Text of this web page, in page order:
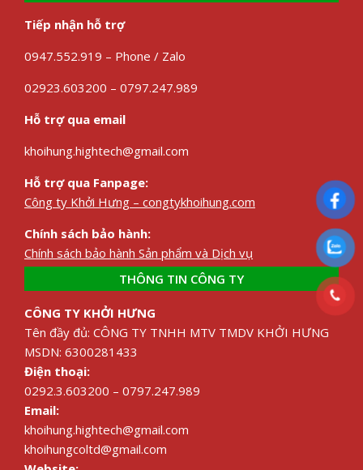
Tiếp nhận hỗ trợ
0947.552.919 – Phone / Zalo
02923.603200 – 0797.247.989
Hỗ trợ qua email
khoihung.hightech@gmail.com
Hỗ trợ qua Fanpage:
Công ty Khởi Hưng – congtykhoihung.com
Chính sách bảo hành:
Chính sách bảo hành Sản phẩm và Dịch vụ
THÔNG TIN CÔNG TY
CÔNG TY KHỞI HƯNG
Tên đầy đủ: CÔNG TY TNHH MTV TMDV KHỞI HƯNG
MSDN: 6300281433
Điện thoại:
0292.3.603200 – 0797.247.989
Email:
khoihung.hightech@gmail.com
khoihungcoltd@gmail.com